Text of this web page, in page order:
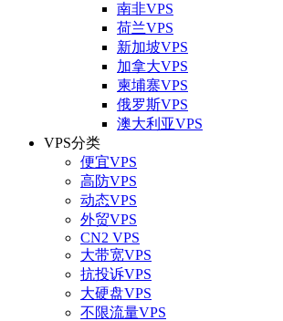
南非VPS
荷兰VPS
新加坡VPS
加拿大VPS
柬埔寨VPS
俄罗斯VPS
澳大利亚VPS
VPS分类
便宜VPS
高防VPS
动态VPS
外贸VPS
CN2 VPS
大带宽VPS
抗投诉VPS
大硬盘VPS
不限流量VPS